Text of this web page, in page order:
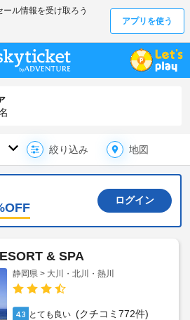
絞り込み 地図
ログイン
& SPA
静岡県 > 大川・北川・熱川
4.3 とても良い (クチコミ772件)